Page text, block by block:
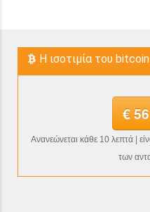
H ισοτιμία του
€
Ανανεώνεται κάθε 10 λεπτά |
των